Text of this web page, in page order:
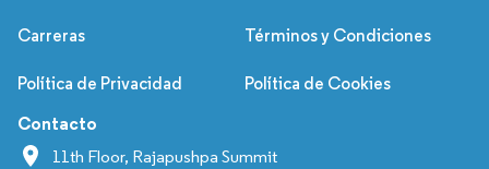
Carreras Términos y Condiciones
Política de Privacidad Política de Cookies
Contacto
11th Floor, Rajapushpa Summit